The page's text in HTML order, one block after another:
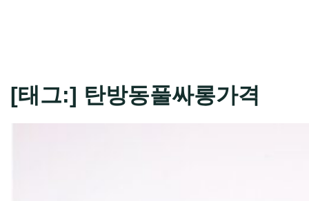
[태그:] 탄방동풀싸롱가격